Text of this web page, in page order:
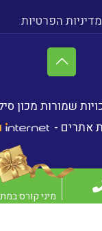
מדיניות הפרטיות
אתרים -